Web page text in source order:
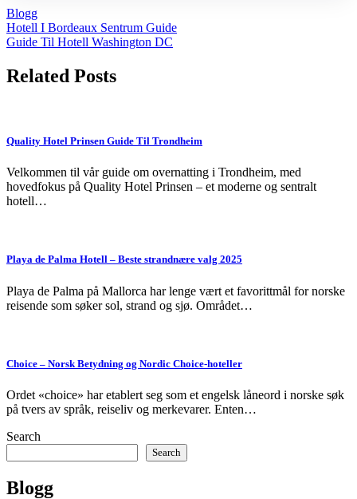
Blogg
Post
navigation
Hotell I Bordeaux Sentrum Guide
Guide Til Hotell Washington DC
Related Posts
Quality Hotel Prinsen Guide Til Trondheim
Velkommen til vår guide om overnatting i Trondheim, med
hovedfokus på Quality Hotel Prinsen – et moderne og sentralt
hotell…
Playa de Palma Hotell – Beste strandnære valg 2025
Playa de Palma på Mallorca har lenge vært et favorittmål for norske
reisende som søker sol, strand og sjø. Området…
Choice – Norsk Betydning og Nordic Choice-hoteller
Ordet «choice» har etablert seg som et engelsk låneord i norske søk
på tvers av språk, reiseliv og merkevarer. Enten…
Search
Search
Blogg